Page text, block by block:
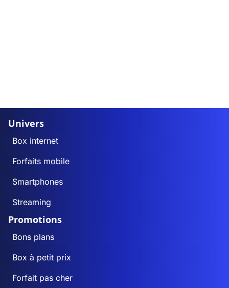
Univers
Box internet
Forfaits mobile
Smartphones
Streaming
Promotions
Bons plans
Box à petit prix
Forfait pas cher